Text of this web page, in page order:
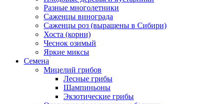
Разные многолетники
Саженцы винограда
Саженцы роз (выращены в Сибири)
Хоста (корни)
Чеснок озимый
Яркие миксы
Семена
Мицелий грибов
Лесные грибы
Шампиньоны
Экзотические грибы